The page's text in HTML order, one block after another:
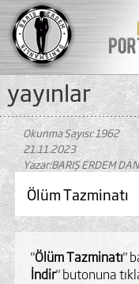
yayinlar
Okunma Sayısı: 1962
21.11.2023
Yazar:BARIŞ ERDEM
Ölüm Tazminatı
"Ölüm Tazminatı"
İndir" butonuna